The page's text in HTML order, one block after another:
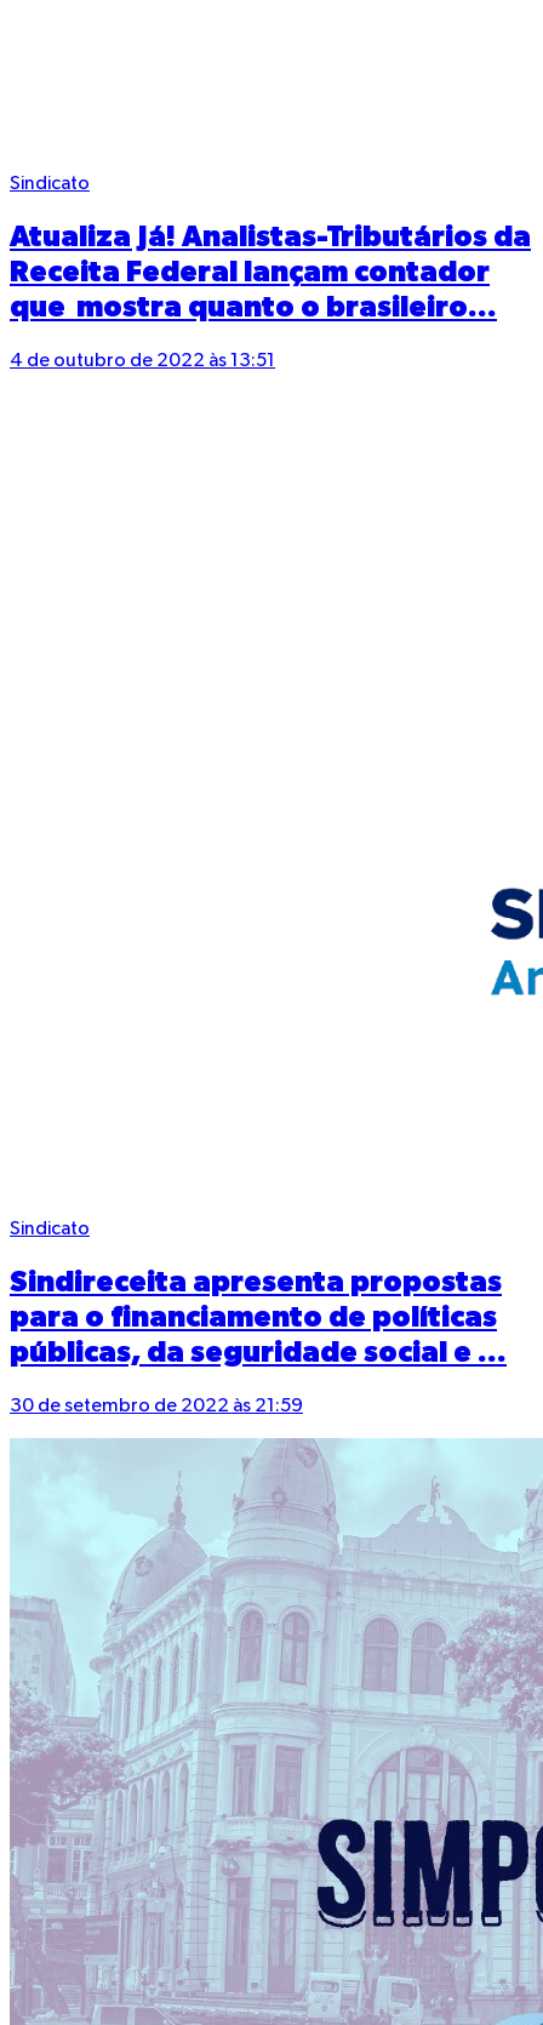
Sindicato
Atualiza Já! Analistas-Tributários da
Receita Federal lançam contador
que mostra quanto o brasileiro...
4 de outubro de 2022 às 13:51
Sindicato
Sindireceita apresenta propostas
para o financiamento de políticas
públicas, da seguridade social e ...
30 de setembro de 2022 às 21:59